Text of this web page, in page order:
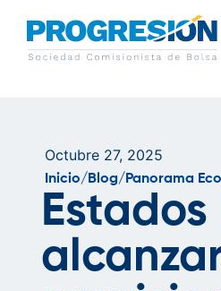
Octubre 27, 2025
Inicio/ Blog/ Panorama